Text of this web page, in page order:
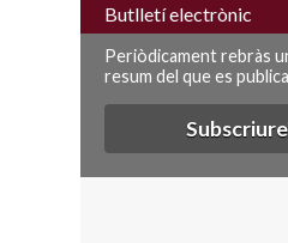
Butlletí electrònic
Periòdicament rebràs
resum del que es